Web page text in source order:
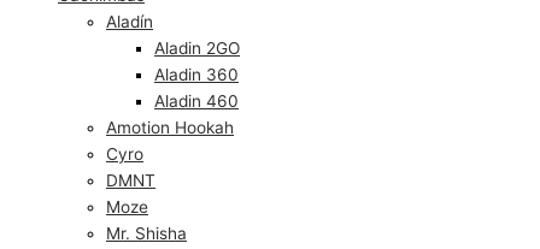
Aladín
Aladin 2GO
Aladin 360
Aladin 460
Amotion Hookah
Cyro
DMNT
Moze
Mr. Shisha